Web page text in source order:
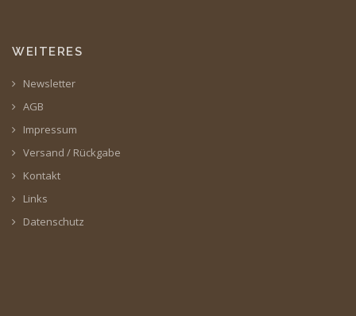
WEITERES
Newsletter
AGB
Impressum
Versand / Rückgabe
Kontakt
Links
Datenschutz